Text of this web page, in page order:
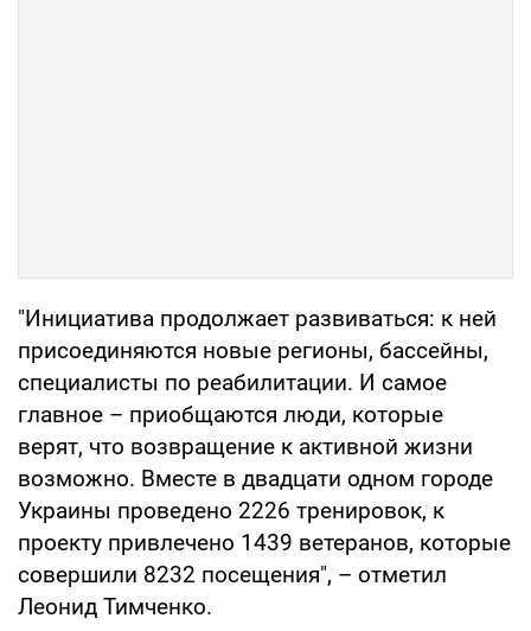
"Инициатива продолжает развиваться: к ней
присоединяются новые регионы, бассейны,
специалисты по реабилитации. И самое
главное – приобщаются люди, которые
верят, что возвращение к активной жизни
возможно. Вместе в двадцати одном городе
Украины проведено 2226 тренировок, к
проекту привлечено 1439 ветеранов, которые
совершили 8232 посещения", – отметил
Леонид Тимченко.